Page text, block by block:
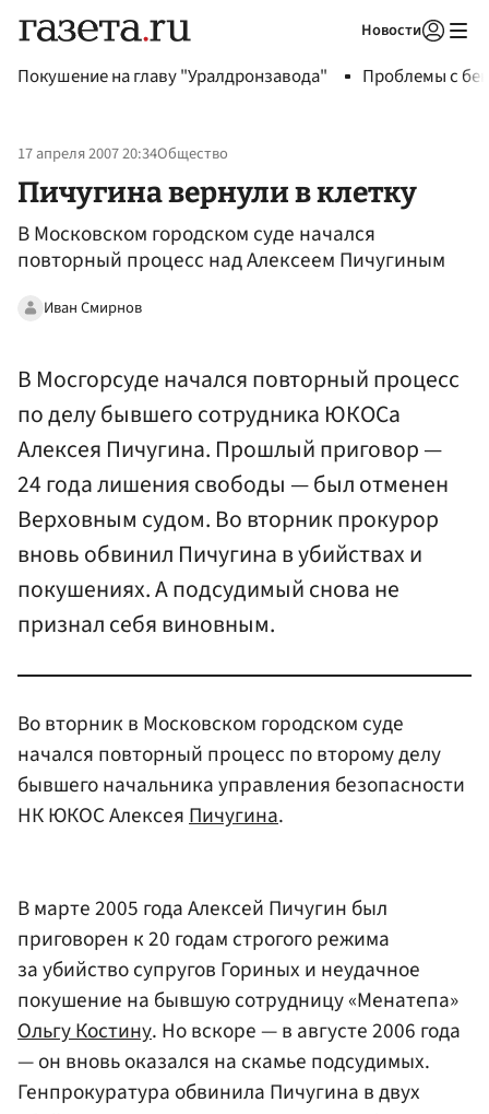
Новости
Покушение на главу "Уралдронзавода" Проблемы с
17 апреля 2007 20:34Общество
Пичугина вернули в клетку
В Московском городском суде начался
повторный процесс над Алексеем Пичугиным
Иван Смирнов
В Мосгорсуде начался повторный процесс
по делу бывшего сотрудника ЮКОСа
Алексея Пичугина. Прошлый приговор —
24 года лишения свободы — был отменен
Верховным судом. Во вторник прокурор
вновь обвинил Пичугина в убийствах и
покушениях. А подсудимый снова не
признал себя виновным.
Во вторник в Московском городском суде
начался повторный процесс по второму делу
бывшего начальника управления безопасности
НК ЮКОС Алексея Пичугина.
В марте 2005 года Алексей Пичугин был
приговорен к 20 годам строгого режима
за убийство супругов Гориных и неудачное
покушение на бывшую сотрудницу «Менатепа»
Ольгу Костину. Но вскоре — в августе 2006 года
— он вновь оказался на скамье подсудимых.
Генпрокуратура обвинила Пичугина в двух